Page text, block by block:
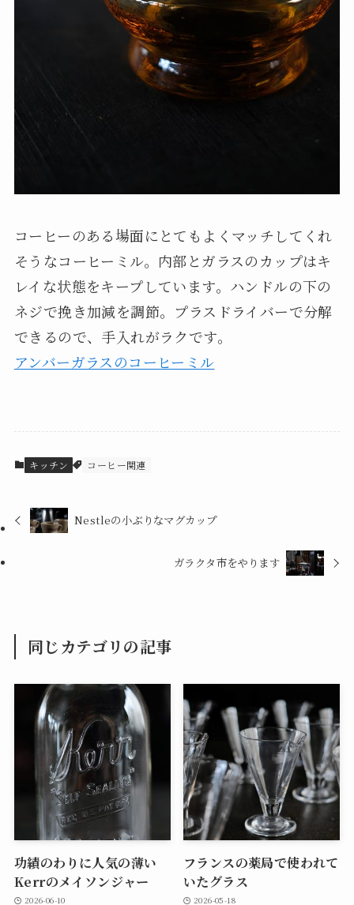
コーヒーのある場面にとてもよくマッチしてくれ
そうなコーヒーミル。内部とガラスのカップはキ
レイな状態をキープしています。ハンドルの下の
ネジで挽き加減を調節。プラスドライバーで分解
できるので、手入れがラクです。
アンバーガラスのコーヒーミル
キッチン コーヒー関連
Nestleの小ぶりなマグカップ
ガラクタ市をやります
同じカテゴリの記事
功績のわりに人気の薄い
Kerrのメイソンジャー
2026-06-10
フランスの薬局で使われて
いたグラス
2026-05-18